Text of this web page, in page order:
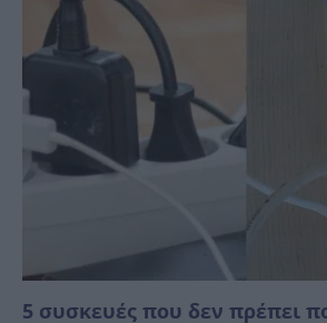
5 συσκευές που δεν πρέπει